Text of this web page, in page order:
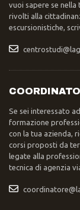
vuoi sapere se
rivolti alla
escursionistiche,
Se sei interessato
formazione
con la tua azienda,
corsi proposti da
legate alla
tecnica di agenzia